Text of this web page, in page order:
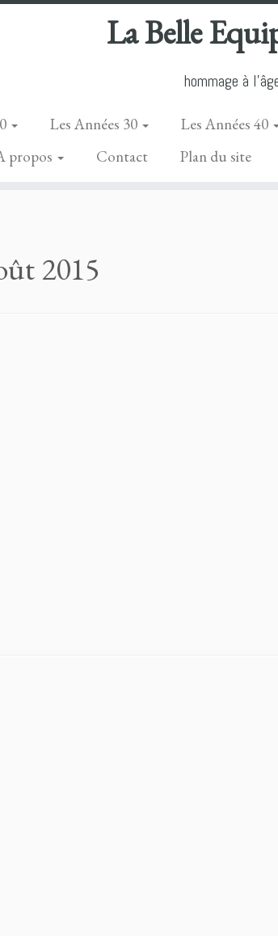
La Belle
hommage à
Les Années 30 Les Années 40
propos Contact Plan du site
2015